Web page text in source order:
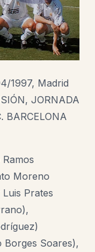
1997, Madrid
JORNADA
BARCELONA
Moreno
Luis Prates
Borges Soares),